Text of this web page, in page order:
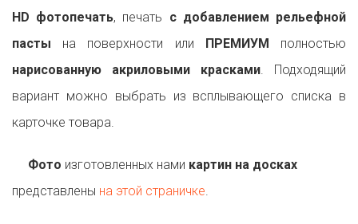
HD фотопечать, печать с добавлением рельефной
пасты на поверхности или ПРЕМИУМ
полностью
нарисованную акриловыми красками. Подходящий
вариант можно выбрать из всплывающего списка в
карточке товара.
Фото изготовленных нами картин на досках
представлены на этой страничке.